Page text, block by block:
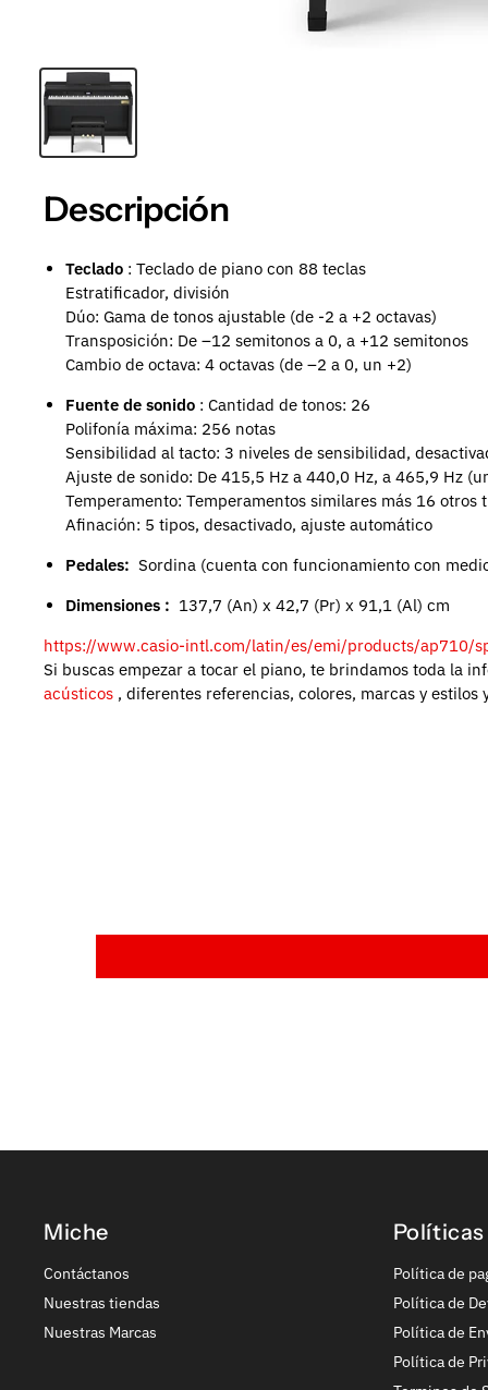
Descripción
Teclado : Teclado de piano con 88 teclas
Estratificador, división
Dúo: Gama de tonos ajustable (de -2 a +2 octavas)
Transposición: De –12 semitonos a 0, a +12 semitonos
Cambio de octava: 4 octavas (de –2 a 0, un +2)
Fuente de sonido : Cantidad de tonos: 26
Polifonía máxima: 256 notas
Sensibilidad al tacto: 3 niveles de sensibilidad,
Ajuste de sonido: De 415,5 Hz a 440,0 Hz, a 465,9 Hz
Temperamento: Temperamentos similares más 16 otros
Afinación: 5 tipos, desactivado, ajuste automático
Pedales: Sordina (cuenta con funcionamiento con
Dimensiones : 137,7 (An) x 42,7 (Pr) x 91,1 (Al) cm
https://www.casio-intl.com/latin/es/emi/products/ap710/
Si buscas empezar a tocar el piano, te brindamos toda la
acústicos , diferentes referencias, colores, marcas y
Miche
Contáctanos
Nuestras tiendas
Nuestras Marcas
Políticas
Política de
Política de
Política de
Política de